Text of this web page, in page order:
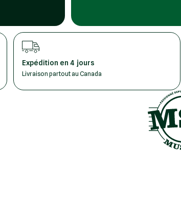
Expédition en 4 jours
Livraison partout au Canada